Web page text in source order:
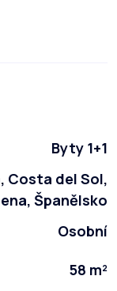
Byty 1+1
Costa del Sol,
Španělsko
Osobní
58 m²